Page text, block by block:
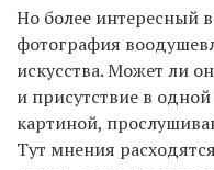
Но более интересный
фотография
искусства. Может ли
и присутствие в
картиной,
Тут мнения